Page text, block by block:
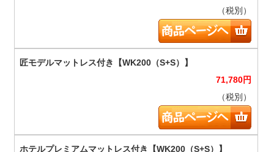
（税別）
71,780円
（税別）